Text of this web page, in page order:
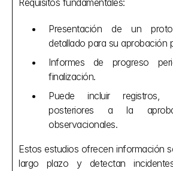
Requisitos fundamentales:
Presentación de un
detallado para su aprobación
Informes de progreso
finalización.
Puede incluir registros,
posteriores a la
observacionales.
Estos estudios ofrecen información
largo plazo y detectan